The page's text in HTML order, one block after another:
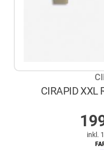
CIRAPID XXL
inkl.